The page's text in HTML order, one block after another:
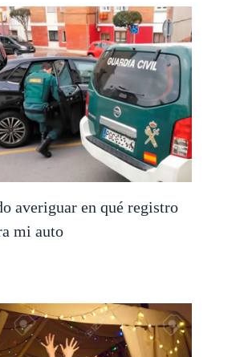
averiguar en qué registro
mi auto